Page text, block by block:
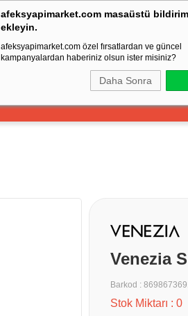
afeksyapimarket.com masaüstü
ekleyin.
afeksyapimarket.com özel fırsatlardan ve güncel
kampanyalardan haberiniz olsun ister misiniz?
Daha Sonra
Venezia
Barkod :
Stok Miktarı : 0